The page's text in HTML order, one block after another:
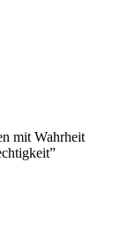
mit Wahrheit
”